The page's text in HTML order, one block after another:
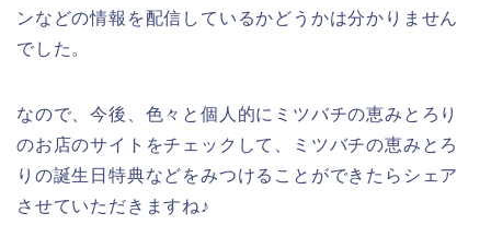
ンなどの情報を配信しているかどうかは分かりません
でした。
なので、今後、色々と個人的にミツバチの恵みとろり
のお店のサイトをチェックして、ミツバチの恵みとろ
りの誕生日特典などをみつけることができたらシェア
させていただきますね♪